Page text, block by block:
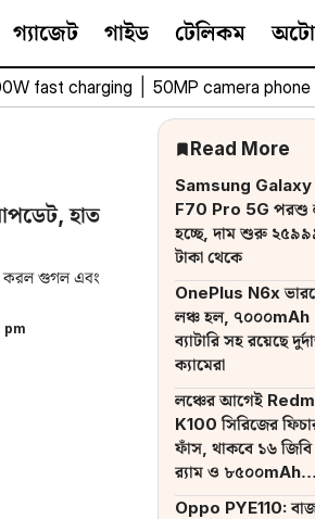
গ্যাজেট গাইড টেলিকম
fast charging 50MP camera phone
হাত
করল গুগল এবং
pm
Read More
Samsung Galaxy
F70 Pro 5G পরশু
হচ্ছে, দাম শুরু
টাকা থেকে
OnePlus N6x
লঞ্চ হল, ৭০০০mAh
ব্যাটারি সহ রয়েছে
ক্যামেরা
লঞ্চের আগেই
K100 সিরিজের
ফাঁস, থাকবে ১৬ জিবি
র‌্যাম ও ৮৫০০mAh
ব্যাটারি
Oppo PYE110: